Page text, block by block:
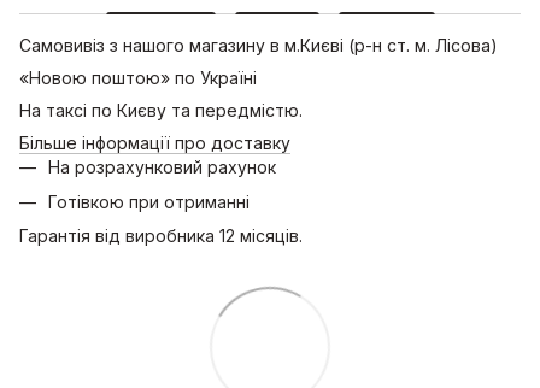
Самовивіз з нашого магазину в м.Києві (р-н ст. м. Лісова)
«Новою поштою» по Україні
На таксі по Києву та передмістю.
Більше інформації про доставку
На розрахунковий рахунок
Готівкою при отриманні
Гарантія від виробника 12 місяців.